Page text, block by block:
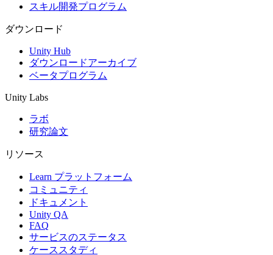
スキル開発プログラム
ダウンロード
Unity Hub
ダウンロードアーカイブ
ベータプログラム
Unity Labs
ラボ
研究論文
リソース
Learn プラットフォーム
コミュニティ
ドキュメント
Unity QA
FAQ
サービスのステータス
ケーススタディ